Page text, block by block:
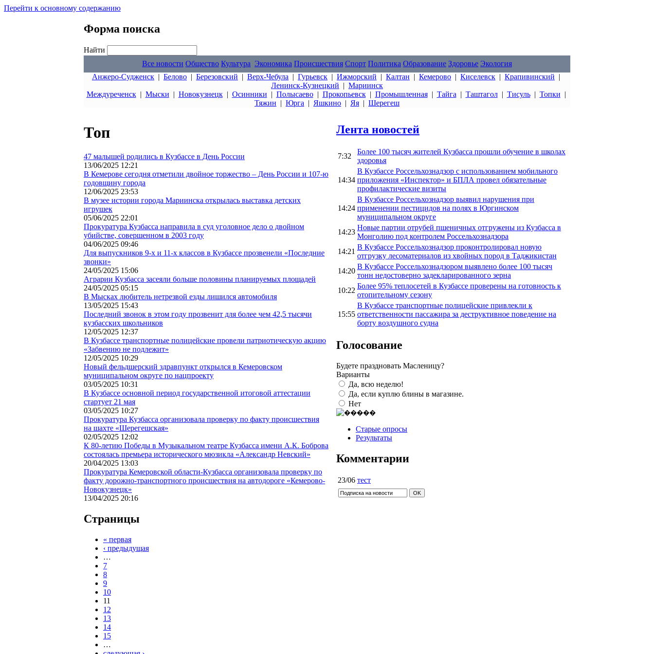
Перейти к основному содержанию
Форма поиска
Найти
Все новости Общество Культура Экономика Происшествия Спорт Политика Образование Здоровье Экология
Анжеро-Судженск | Белово | Березовский | Верх-Чебула | Гурьевск | Ижморский | Калтан | Кемерово | Киселевск | Крапивинский |
Ленинск-Кузнецкий | Мариинск
Междуреченск| Мыски | Новокузнецк| Осинники | Полысаево| Прокопьевск| Промышленная| Тайга | Таштагол| Тисуль| Топки |
Тяжин | Юрга | Яшкино | Яя | Шерегеш
Топ
47 малышей родились в Кузбассе в День России
13/06/2025 12:21
В Кемерове сегодня отметили двойное торжество – День России и 107-ю
годовщину города
12/06/2025 23:53
В музее истории города Мариинска открылась выставка детских
игрушек
05/06/2025 22:01
Прокуратура Кузбасса направила в суд уголовное дело о двойном
убийстве, совершенном в 2003 году
04/06/2025 09:46
Для выпускников 9-х и 11-х классов в Кузбассе прозвенели «Последние
звонки»
24/05/2025 15:06
Аграрии Кузбасса засеяли больше половины планируемых площадей
24/05/2025 05:15
В Мысках любитель нетрезвой езды лишился автомобиля
13/05/2025 15:43
Последний звонок в этом году прозвенит для более чем 42,5 тысячи
кузбасских школьников
12/05/2025 12:37
В Кузбассе транспортные полицейские провели патриотическую акцию
«Забвению не подлежит»
12/05/2025 10:29
Новый фельдшерский здравпункт открылся в Кемеровском
муниципальном округе по нацпроекту
03/05/2025 10:31
В Кузбассе основной период государственной итоговой аттестации
стартует 21 мая
03/05/2025 10:27
Прокуратура Кузбасса организовала проверку по факту происшествия
на шахте «Шерегешская»
02/05/2025 12:02
К 80-летию Победы в Музыкальном театре Кузбасса имени А.К. Боброва
состоялась премьера исторического мюзикла «Александр Невский»
20/04/2025 13:03
Прокуратура Кемеровской области-Кузбасса организовала проверку по
факту дорожно-транспортного происшествия на автодороге «Кемерово-
Новокузнецк»
13/04/2025 20:16
Страницы
« первая
‹ предыдущая
…
7
8
9
10
11
12
13
14
15
…
Лента новостей
7:32
Более 100 тысяч жителей Кузбасса прошли обучение в школах
здоровья
14:34
В Кузбассе Россельхознадзор с использованием мобильного
приложения «Инспектор» и БПЛА провел обязательные
профилактические визиты
14:24
В Кузбассе Россельхознадзор выявил нарушения при
применении пестицидов на полях в Юргинском
муниципальном округе
14:23
Новые партии отрубей пшеничных отгружены из Кузбасса в
Монголию под контролем Россельхознадзора
14:21
В Кузбассе Россельхознадзор проконтролировал новую
отгрузку лесоматериалов из хвойных пород в Таджикистан
14:20
В Кузбассе Россельхознадзором выявлено более 100 тысяч
тонн недостоверно задекларированного зерна
10:22
Более 95% теплосетей в Кузбассе проверены на готовность к
отопительному сезону
15:55
В Кузбассе транспортные полицейские привлекли к
ответственности пассажира за деструктивное поведение на
борту воздушного судна
Голосование
Будете праздновать Масленицу?
Варианты
Да, всю неделю!
Да, если куплю блины в магазине.
Нет
Старые опросы
Результаты
Комментарии
23/06 тест